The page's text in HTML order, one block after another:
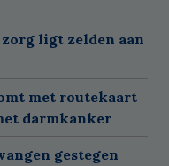
ligt zelden aan
met routekaart
darmkanker
gestegen